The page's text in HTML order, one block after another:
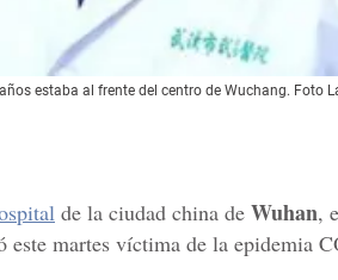
estaba al frente del centro de Wuchang. Foto
de la ciudad china de Wuhan,
este martes víctima de la epidemia